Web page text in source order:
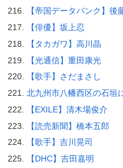
【帝国データバンク】後
【俳優】坂上忍
【タカガワ】高川晶
【光通信】重田康光
【歌手】さだまさし
北九州市八幡西区の石垣
【EXILE】清木場俊介
【読売新聞】橋本五郎
【歌手】吉川晃司
【DHC】吉田嘉明